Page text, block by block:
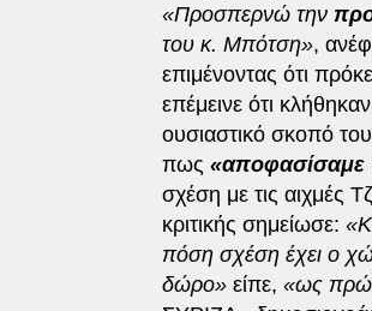
«Προσπερνώ την
του κ. Μπότση»,
επιμένοντας ότι
επέμεινε ότι
ουσιαστικό σκοπό
πως «αποφασίσαμε
σχέση με τις αιχμές
κριτικής σημείωσε:
πόση σχέση έχει ο
δώρο» είπε, «ως